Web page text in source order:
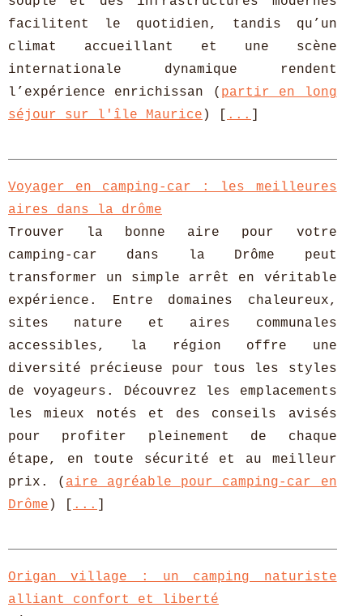
facilitent le quotidien, tandis qu’un
climat accueillant et une scène
internationale dynamique rendent
l’expérience enrichissan ( partir en long
séjour sur l'île Maurice ) [ ...
Voyager en camping-car : les meilleures
aires dans la drôme
Trouver la bonne aire pour votre
camping-car dans la Drôme peut
transformer un simple arrêt en véritable
expérience. Entre domaines chaleureux,
sites nature et aires communales
accessibles, la région offre une
diversité précieuse pour tous les styles
de voyageurs. Découvrez les emplacements
les mieux notés et des conseils avisés
pour profiter pleinement de chaque
étape, en toute sécurité et au meilleur
prix. ( aire agréable pour camping-car en
Drôme ) [ ...
Origan village : un camping naturiste
alliant confort et liberté